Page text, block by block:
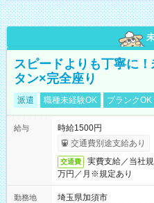
スピードよりも丁寧に
タン×完全座り
派遣 職種未経験OK ブランクOK
給与
時給1500円
交通費別途支給あり
交通費
実費支給／当社
万円／月※規定あり
勤務地
埼玉県加須市